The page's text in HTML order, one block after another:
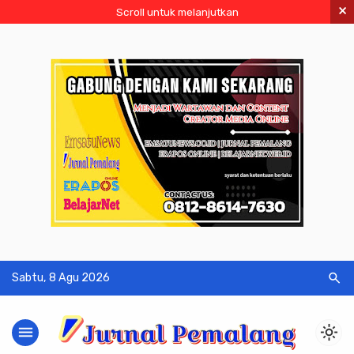
Scroll untuk melanjutkan ×
Sabtu, 8 Agu 2026 search
menu light_mode